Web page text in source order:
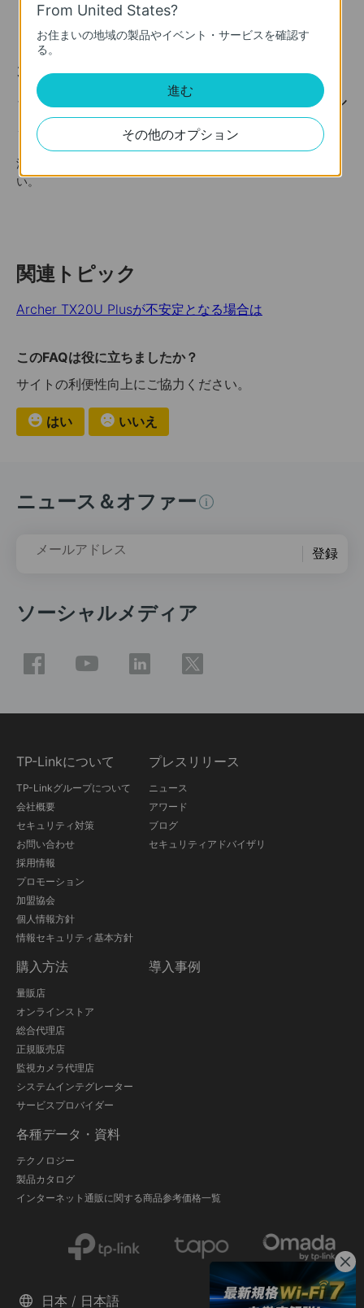
3.TP-Linkのウェブサイトに行き、ドラ
イバを
し、手動でインストール
を試します。
注：ドライバをインストールした後、PCを再起動させてくださ
い。
関連トピック
Archer TX20U Plusが不安定となる場合は
このFAQは役に立ちましたか？
サイトの利便性向上にご協力ください。
はい いいえ
ニュース＆オファー
メールアドレス 登録
ソーシャルメディア
TP-Linkについて
TP-Linkグループについて
会社概要
セキュリティ対策
お問い合わせ
採用情報
プロモーション
加盟協会
個人情報方針
情報セキュリティ基本方針
プレスリリース
ニュース
アワード
ブログ
セキュリティアドバイザリ
購入方法
量販店
オンラインストア
総合代理店
正規販売店
監視カメラ代理店
システムインテグレーター
サービスプロバイダー
導入事例
各種データ・資料
テクノロジー
製品カタログ
インターネット通販に関する商品参考価格一覧
日本 / 日本語
From United States?
お住まいの地域の製品やイベント・サービスを確認す
る。
進む
その他のオプション